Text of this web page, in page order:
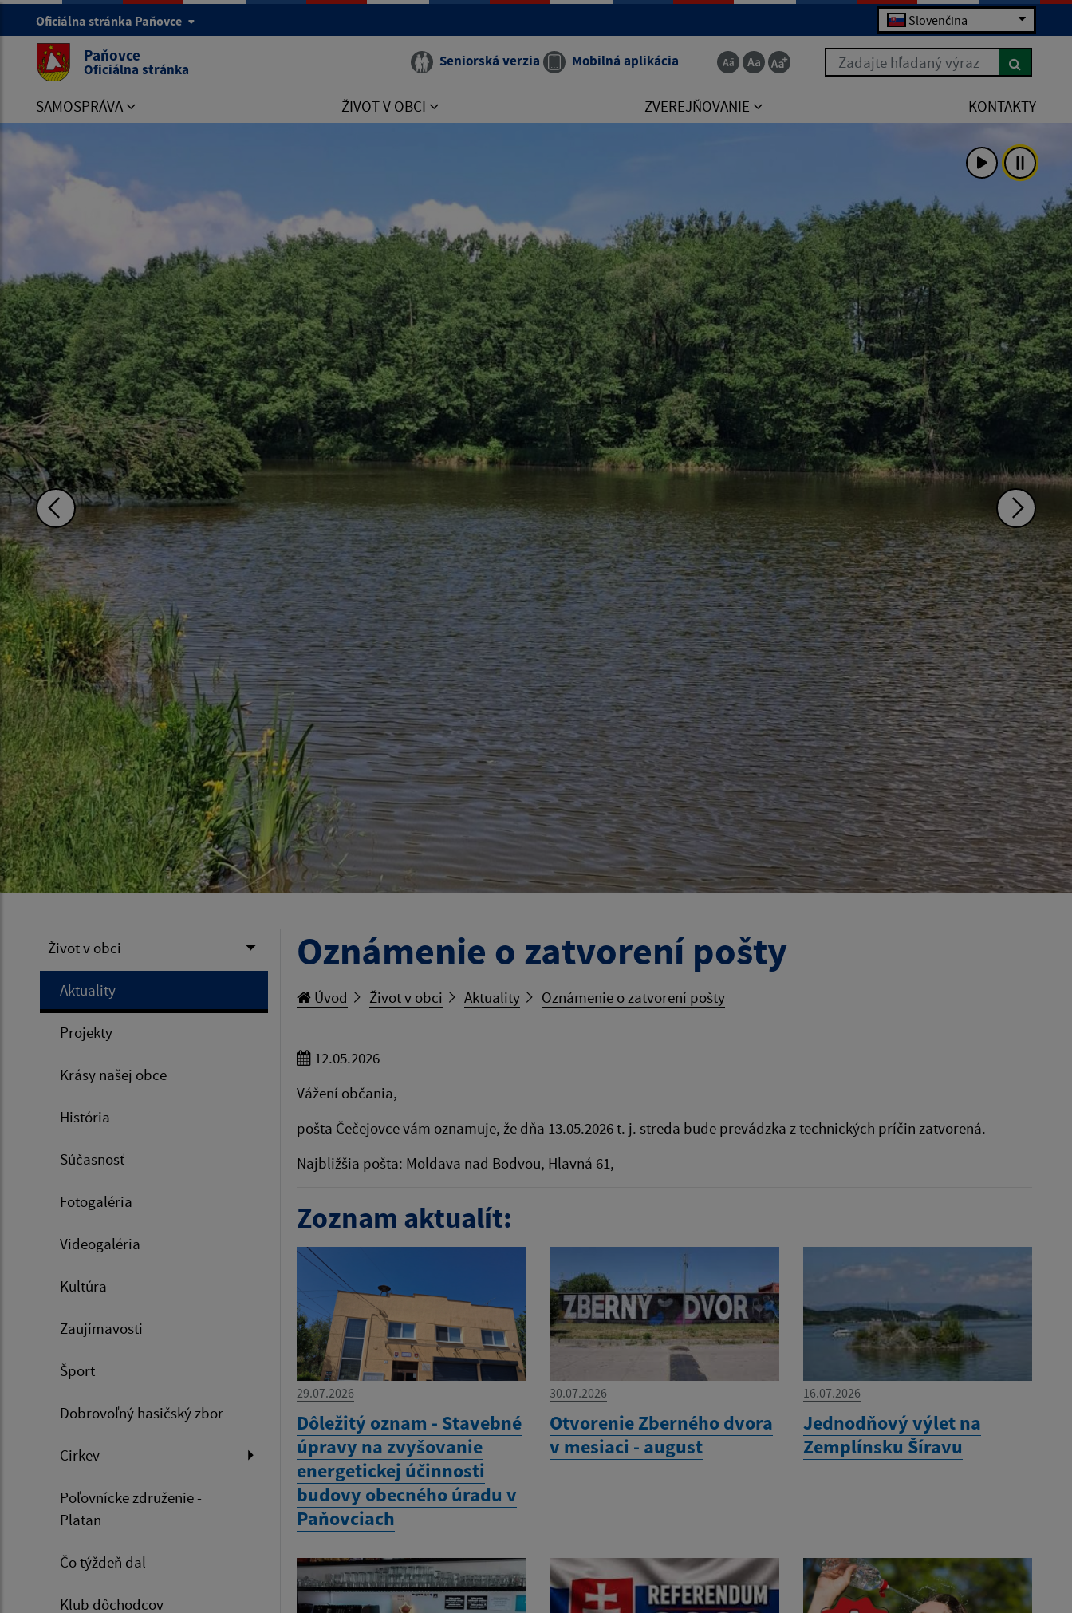
Oficiálna stránka Paňovce Slovenčina
Paňovce
Oficiálna stránka Seniorská verzia Mobilná aplikácia Zadajte hľadaný výraz
SAMOSPRÁVA ŽIVOT V OBCI ZVEREJŇOVANIE KONTAKTY
Život v obci
Aktuality
Projekty
Krásy našej obce
História
Súčasnosť
Fotogaléria
Videogaléria
Kultúra
Zaujímavosti
Šport
Dobrovoľný hasičský zbor
Cirkev
Poľovnícke združenie -
Platan
Čo týždeň dal
Klub dôchodcov
Oznámenie o zatvorení pošty
Úvod Život v obci Aktuality Oznámenie o zatvorení pošty
12.05.2026
Vážení občania,
pošta Čečejovce vám oznamuje, že dňa 13.05.2026 t. j. streda bude prevádzka z technických príčin zatvorená.
Najbližšia pošta: Moldava nad Bodvou, Hlavná 61,
Zoznam aktualít:
29.07.2026
Dôležitý oznam - Stavebné
úpravy na zvyšovanie
energetickej účinnosti
budovy obecného úradu v
Paňovciach
30.07.2026
Otvorenie Zberného dvora
v mesiaci - august
16.07.2026
Jednodňový výlet na
Zemplínsku Šíravu